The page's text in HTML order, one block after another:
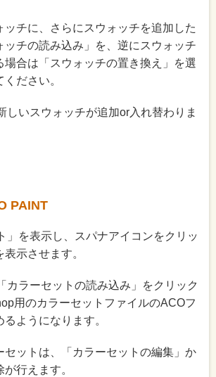
ッチに、さらにスウォッチを追加した
ッチの読み込み」を、逆にスウォッチ
場合は「スウォッチの置き換え」を選
ださい。
しいスウォッチが追加or入れ替わりま
PAINT
」を表示し、スパナアイコンをクリッ
示させます。
カラーセットの読み込み」をクリック
用のカラーセットファイルのACOフ
ようになります。
セットは、「カラーセットの編集」か
行えます。